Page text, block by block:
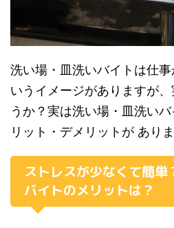
洗い場・皿洗いバイトは仕
いうイメージがありますが
うか？実は洗い場・皿洗い
リット・デメリットが ありま
ストレスが少なくて簡単
バイトのメリットは？